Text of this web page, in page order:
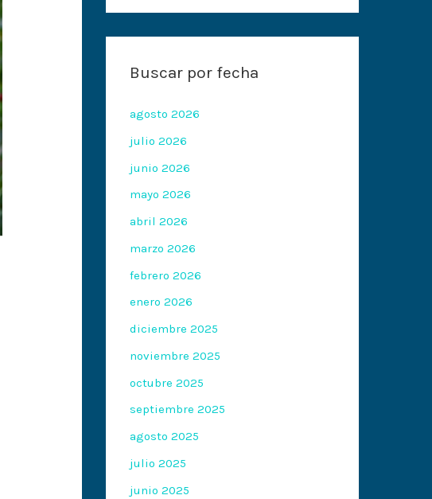
Buscar por fecha
agosto 2026
julio 2026
junio 2026
mayo 2026
abril 2026
marzo 2026
febrero 2026
enero 2026
diciembre 2025
noviembre 2025
octubre 2025
septiembre 2025
agosto 2025
julio 2025
junio 2025